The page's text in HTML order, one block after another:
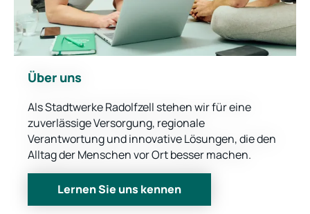
Über uns
Als Stadtwerke Radolfzell stehen wir für eine
zuverlässige Versorgung, regionale
Verantwortung und innovative Lösungen, die den
Alltag der Menschen vor Ort besser machen.
Lernen Sie uns kennen